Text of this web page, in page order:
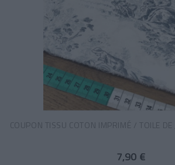
COUPON TISSU COTON IMPRIMÉ / TOILE
7,90 €